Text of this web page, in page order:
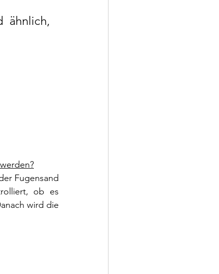
ähnlich,
Fugensand
ob es
wird die